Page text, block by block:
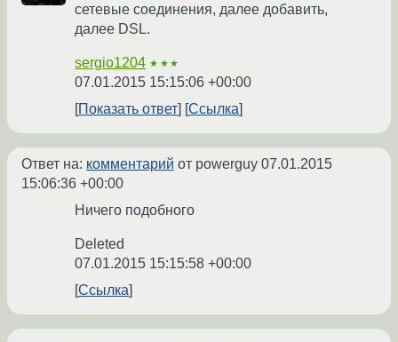
сетевые соединения, далее добавить,
далее DSL.
sergio1204 ★★★
07.01.2015 15:15:06 +00:00
Показать ответ
Ссылка
Ответ на: комментарий от powerguy 07.01.2015
15:06:36 +00:00
Ничего подобного
Deleted
07.01.2015 15:15:58 +00:00
Ссылка